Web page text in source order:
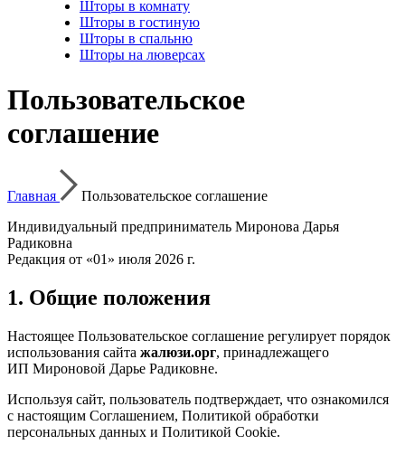
Шторы в комнату
Шторы в гостиную
Шторы в спальню
Шторы на люверсах
Пользовательское
соглашение
Главная
Пользовательское соглашение
Индивидуальный предприниматель Миронова Дарья
Радиковна
Редакция от «01» июля 2026 г.
1. Общие положения
Настоящее Пользовательское соглашение регулирует порядок
использования сайта жалюзи.орг, принадлежащего
ИП Мироновой Дарье Радиковне.
Используя сайт, пользователь подтверждает, что ознакомился
с настоящим Соглашением, Политикой обработки
персональных данных и Политикой Cookie.